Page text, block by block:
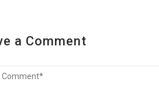
a Comment